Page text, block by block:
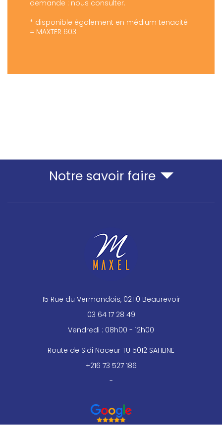
demande : nous consulter.
* disponible également en médium tenacité
= MAXTER 603
Notre savoir faire
15 Rue du Vermandois, 02110 Beaurevoir
03 64 17 28 49
Vendredi : 08h00 - 12h00
Route de Sidi Naceur TU 5012 SAHLINE
+216 73 527 186
-